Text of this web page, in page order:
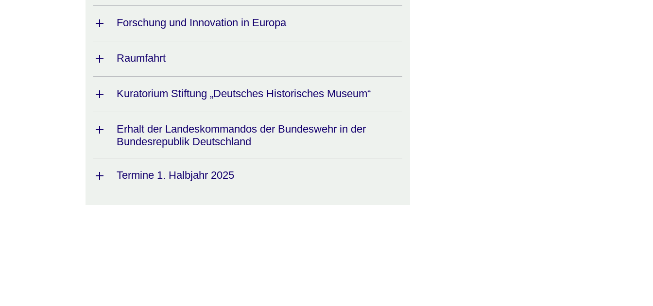
Forschung und Innovation in Europa
Raumfahrt
Kuratorium Stiftung „Deutsches Historisches Museum“
Erhalt der Landeskommandos der Bundeswehr in der
Bundesrepublik Deutschland
Termine 1. Halbjahr 2025